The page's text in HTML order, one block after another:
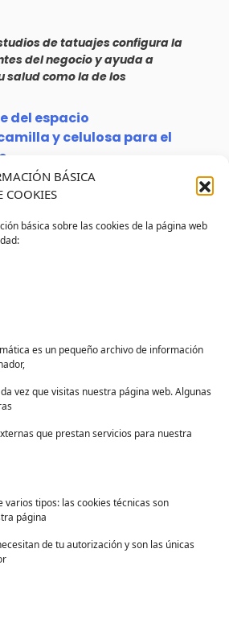
BÁSICA
COOKIES
básica sobre las cookies de la página web
es un pequeño archivo de información
vez que visitas nuestra página web. Algunas
que prestan servicios para nuestra
varios tipos: las cookies técnicas son
página
de tu autorización y son las únicas
de tatuajes configura la
del negocio y ayuda a
como la de los
del espacio
y celulosa para el
personal de los
Individual
uno de los motivos que
una imagen limpia del
preocupación por la
mayor confianza y
invasivas. Una
desinfección contribuye, en
y, en ocasiones, a
los puntos en los que